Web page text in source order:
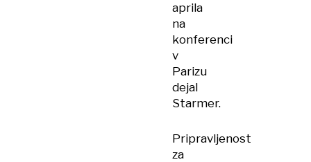
aprila
na
konferenci
v
Parizu
dejal
Starmer.
Pripravljenost
za